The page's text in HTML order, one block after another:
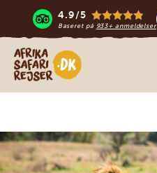
4.9/5
Baseret på 933+ anmeldelser
Safari-rejser i Afrika